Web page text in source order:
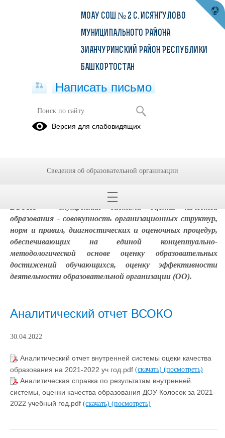
ВСОКО
образования - совокупность организационных структур,
норм и правил, диагностических и оценочных процедур,
обеспечивающих на единой концептуально-
методологической основе оценку образовательных
достижений обучающихся, оценку эффективности
деятельности образовательной организации (ОО).
Аналитический отчет ВСОКО
30.04.2022
Аналитический отчет внутренней системы оцеки качества
образования на 2021-2022 уч год.pdf (скачать) (посмотреть)
Аналитическая справка по результатам внутренней
системы, оценки качества образования ДОУ Колосок за 2021-
2022 учебный год.pdf (скачать) (посмотреть)
МОАУ СОШ № 2 С. ИСЯНГУЛОВО
МУНИЦИПАЛЬНОГО РАЙОНА
ЗИАНЧУРИНСКИЙ РАЙОН РЕСПУБЛИКИ
БАШКОРТОСТАН
Написать письмо
Версия для слабовидящих
Сведения об образовательной организации